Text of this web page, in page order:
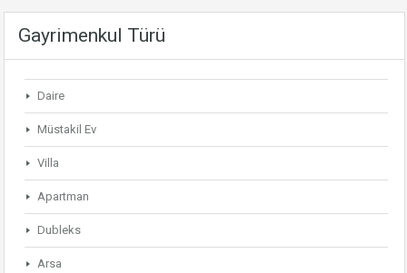
Gayrimenkul Türü
Daire
Müstakil Ev
Villa
Apartman
Dubleks
Arsa